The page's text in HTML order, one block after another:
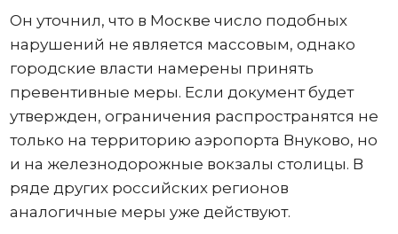
Он уточнил, что в Москве число подобных
нарушений не является массовым, однако
городские власти намерены принять
превентивные меры. Если документ будет
утвержден, ограничения распространятся не
только на территорию аэропорта Внуково, но
и на железнодорожные вокзалы столицы. В
ряде других российских регионов
аналогичные меры уже действуют.